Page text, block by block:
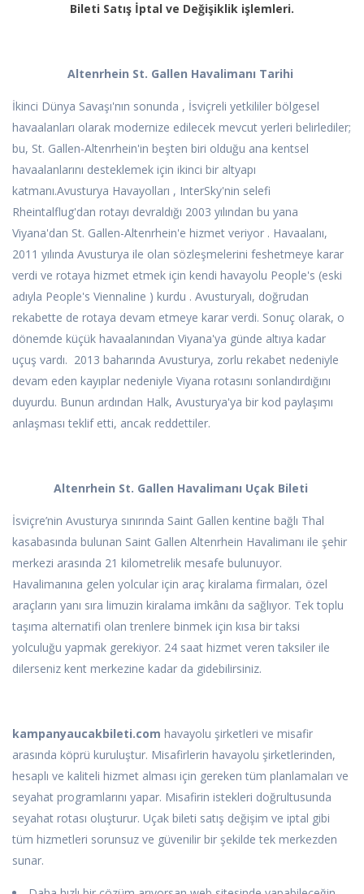
Bileti Satış İptal ve Değişiklik işlemleri.
Altenrhein St. Gallen Havalimanı Tarihi
İkinci Dünya Savaşı'nın sonunda , İsviçreli yetkililer bölgesel
havaalanları olarak modernize edilecek mevcut yerleri belirlediler;
bu, St. Gallen-Altenrhein'in beşten biri olduğu ana kentsel
havaalanlarını desteklemek için ikinci bir altyapı
katmanı.Avusturya Havayolları , InterSky'nin selefi
Rheintalflug'dan rotayı devraldığı 2003 yılından bu yana
Viyana'dan St. Gallen-Altenrhein'e hizmet veriyor . Havaalanı,
2011 yılında Avusturya ile olan sözleşmelerini feshetmeye karar
verdi ve rotaya hizmet etmek için kendi havayolu People's (eski
adıyla People's Viennaline ) kurdu . Avusturyalı, doğrudan
rekabette de rotaya devam etmeye karar verdi. Sonuç olarak, o
dönemde küçük havaalanından Viyana'ya günde altıya kadar
uçuş vardı. 2013 baharında Avusturya, zorlu rekabet nedeniyle
devam eden kayıplar nedeniyle Viyana rotasını sonlandırdığını
duyurdu. Bunun ardından Halk, Avusturya'ya bir kod paylaşımı
anlaşması teklif etti, ancak reddettiler.
Altenrhein St. Gallen Havalimanı Uçak Bileti
İsviçre’nin Avusturya sınırında Saint Gallen kentine bağlı Thal
kasabasında bulunan Saint Gallen Altenrhein Havalimanı ile şehir
merkezi arasında 21 kilometrelik mesafe bulunuyor.
Havalimanına gelen yolcular için araç kiralama firmaları, özel
araçların yanı sıra limuzin kiralama imkânı da sağlıyor. Tek toplu
taşıma alternatifi olan trenlere binmek için kısa bir taksi
yolculuğu yapmak gerekiyor. 24 saat hizmet veren taksiler ile
dilerseniz kent merkezine kadar da gidebilirsiniz.
kampanyaucakbileti.com havayolu şirketleri ve misafir
arasında köprü kuruluştur. Misafirlerin havayolu şirketlerinden,
hesaplı ve kaliteli hizmet alması için gereken tüm planlamaları ve
seyahat programlarını yapar. Misafirin istekleri doğrultusunda
seyahat rotası oluşturur. Uçak bileti satış değişim ve iptal gibi
tüm hizmetleri sorunsuz ve güvenilir bir şekilde tek merkezden
sunar.